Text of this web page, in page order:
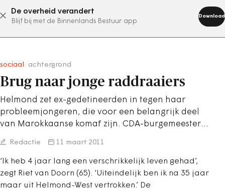
De overheid verandert
Blijf bij met de Binnenlands Bestuur app
Download
abonneer nu
sociaal achtergrond
Brug naar jonge raddraaiers
Helmond zet ex-gedetineerden in tegen haar
probleemjongeren, die voor een belangrijk deel
van Marokkaanse komaf zijn. CDA-burgemeester…
Redactie 11 maart 2011
‘Ik heb 4 jaar lang een verschrikkelijk leven gehad’,
zegt Riet van Doorn (65). ‘Uiteindelijk ben ik na 35 jaar
maar uit Helmond-West vertrokken.’ De